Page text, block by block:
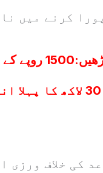
کرنے میں
1500 روپے
قرعہ اندازی، 30 لاکھ کا
کی خلاف ورزی